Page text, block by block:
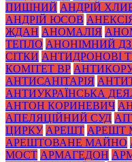
ПИШНИЙ АНДРІЙ
АНДРІЙ ЮСОВ
ЖДАН АНОМАЛІЯ
ТЕПЛО АНОНІМНИЙ
СІТКИ АНТИДРОНОВІ
КОМІТЕТ ВР
АНТИСАНІТАРІЯ
АНТИУКРАЇНСЬКА
АНТОН КОРИНЕВИЧ
АПЕЛЯЦІЙНИЙ СУД
ЦИРКУ АРЕШТ АРЕШТ
АРЕШТОВАНЕ МАЙНО
МОСТ АРМАГЕДОН